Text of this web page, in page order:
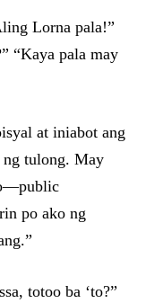
Lorna pala!”
“Kaya pala may
at iniabot ang
ng tulong. May
po ako ng
totoo ba ‘to?”